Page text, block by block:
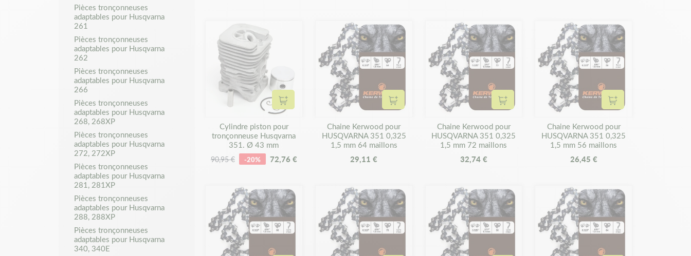
Pièces tronçonneuses
adaptables pour Husqvarna
261
Pièces tronçonneuses
adaptables pour Husqvarna
262
Pièces tronçonneuses
adaptables pour Husqvarna
266
Pièces tronçonneuses
adaptables pour Husqvarna
268, 268XP
Pièces tronçonneuses
adaptables pour Husqvarna
272, 272XP
Pièces tronçonneuses
adaptables pour Husqvarna
281, 281XP
Pièces tronçonneuses
adaptables pour Husqvarna
288, 288XP
Pièces tronçonneuses
adaptables pour Husqvarna
340, 340E
Ajouter au panier
Cylindre piston pour
tronçonneuse Husqvarna
351. Ø 43 mm
90,95 € -20% 72,76 €
Ajouter au panier
Chaine Kerwood pour
HUSQVARNA 351 0,325
1,5 mm 64 maillons
29,11 €
Ajouter au panier
Chaine Kerwood pour
HUSQVARNA 351 0,325
1,5 mm 72 maillons
32,74 €
Ajouter au panier
Chaine Kerwood pour
HUSQVARNA 351 0,325
1,5 mm 56 maillons
26,45 €